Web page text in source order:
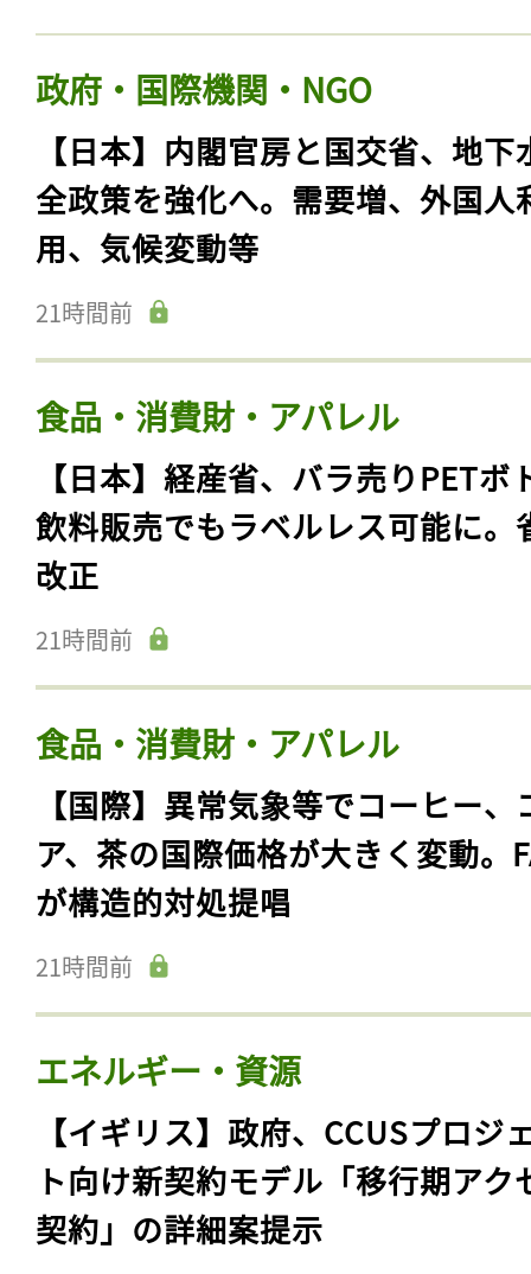
政府・国際機関・NGO
【日本】内閣官房と国交省、地下
全政策を強化へ。需要増、外国人
用、気候変動等
21時間前
食品・消費財・アパレル
【日本】経産省、バラ売りPETボ
飲料販売でもラベルレス可能に。
改正
21時間前
食品・消費財・アパレル
【国際】異常気象等でコーヒー、
ア、茶の国際価格が大きく変動。
が構造的対処提唱
21時間前
エネルギー・資源
【イギリス】政府、CCUSプロジ
ト向け新契約モデル「移行期アク
契約」の詳細案提示